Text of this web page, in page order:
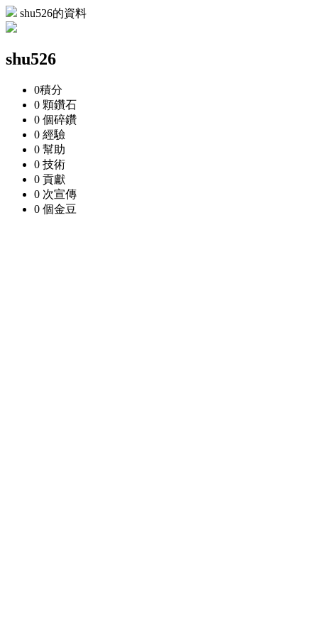
shu526的資料
shu526
0積分
0 顆鑽石
0 個碎鑽
0 經驗
0 幫助
0 技術
0 貢獻
0 次宣傳
0 個金豆